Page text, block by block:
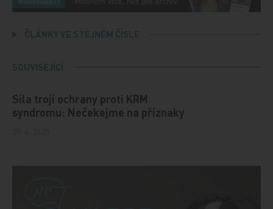
ČLÁNKY VE STEJNÉM ČÍSLE
SOUVISEJÍCÍ
Síla trojí ochrany proti KRM
syndromu: Nečekejme na příznaky